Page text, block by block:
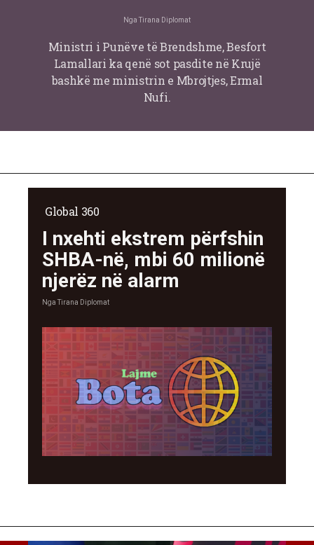
Nga Tirana Diplomat
Ministri i Punëve të Brendshme, Besfort
Lamallari ka qenë sot pasdite në Krujë
bashkë me ministrin e Mbrojtjes, Ermal
Nufi.
Global 360
I nxehti ekstrem përfshin
SHBA-në, mbi 60 milionë
njerëz në alarm
NgaTirana Diplomat